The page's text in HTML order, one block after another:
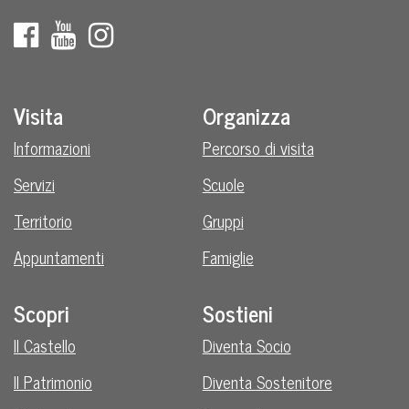
Visita
Informazioni
Servizi
Territorio
Appuntamenti
Organizza
Percorso di visita
Scuole
Gruppi
Famiglie
Scopri
Il Castello
Il Patrimonio
Sostieni
Diventa Socio
Diventa Sostenitore